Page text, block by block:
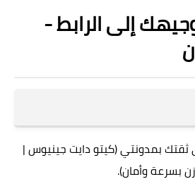
وصفات الكيتو دايت
إلى الرابط -
ثقتك بمدونتي (كيتو دايت جينيوس |
بسرعة وأمان).